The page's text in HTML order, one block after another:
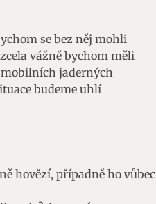
se bez něj mohli
vážně bychom měli
jaderných
budeme uhlí
hovězí, případně ho vůbec